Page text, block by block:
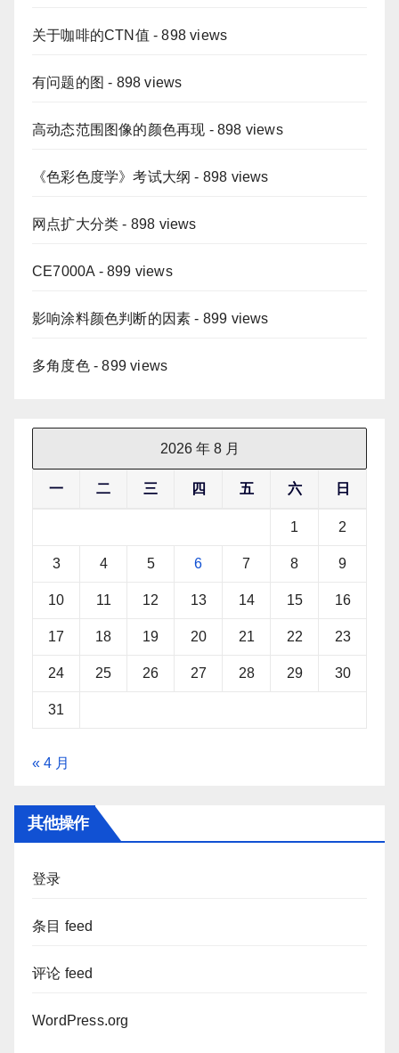
关于咖啡的CTN值 - 898 views
有问题的图 - 898 views
高动态范围图像的颜色再现 - 898 views
《色彩色度学》考试大纲 - 898 views
网点扩大分类 - 898 views
CE7000A - 899 views
影响涂料颜色判断的因素 - 899 views
多角度色- 899 views
2026 年 8 月
一 二 三 四 五 六 日
1 2
3 4 5 6 7 8 9
10 11 12 13 14 15 16
17 18 19 20 21 22 23
24 25 26 27 28 29 30
31
« 4 月
其他操作
登录
条目 feed
评论 feed
WordPress.org